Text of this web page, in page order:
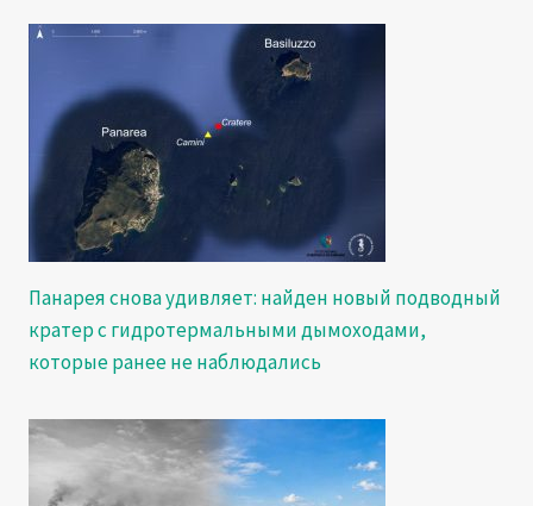
Панарея снова удивляет: найден новый подводный
кратер с гидротермальными дымоходами,
которые ранее не наблюдались